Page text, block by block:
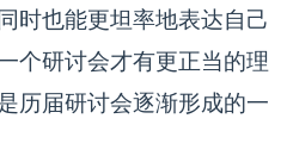
时也能更坦率地表达自己
个研讨会才有更正当的理
历届研讨会逐渐形成的一